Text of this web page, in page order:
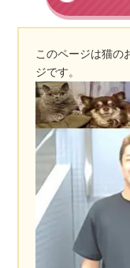
このページは猫の
ジです。